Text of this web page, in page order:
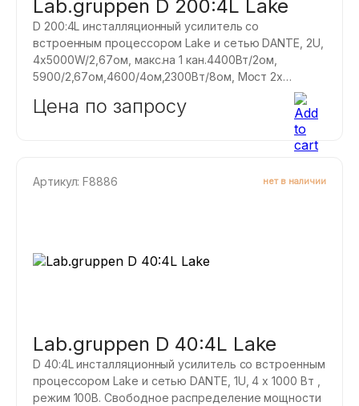
Lab.gruppen D 200:4L Lake
D 200:4L инсталляционный усилитель со
встроенным процессором Lake и сетью DANTE, 2U,
4x5000W/2,67ом, макс.на 1 кан.4400Вт/2ом,
5900/2,67ом,4600/4ом,2300Вт/8ом, Мост 2х
8800Вт 4/8, 2x4600, cвободное распределение
мощности между каналами.
Цена по запросу
Артикул: F8886 нет в наличии
Lab.gruppen D 40:4L Lake
D 40:4L инсталляционный усилитель со встроенным
процессором Lake и сетью DANTE, 1U, 4 х 1000 Вт ,
режим 100В. Свободное распределение мощности